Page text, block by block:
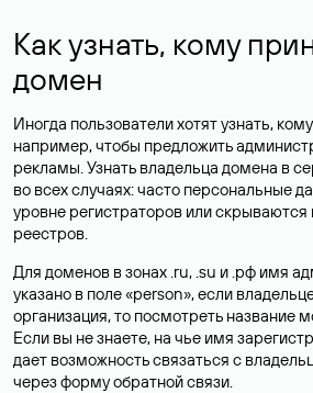
Как узнать, кому
домен
Иногда пользователи хотят узнать,
например, чтобы предложить
рекламы. Узнать владельца домена в
во всех случаях: часто персональные
уровне регистраторов или
реестров.
Для доменов в зонах .ru, .su и .рф имя
указано в поле «person», если
организация, то посмотреть название
Если вы не знаете, на чье имя
дает возможность связаться с
через форму обратной связи.